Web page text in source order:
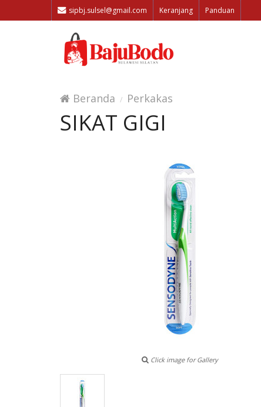
sipbj.sulsel@gmail.com Keranjang Panduan
Beranda Perkakas
SIKAT GIGI
Click image for Gallery